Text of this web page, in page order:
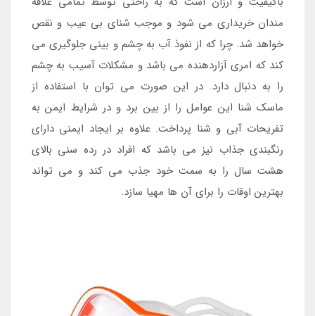
مندان خریداری می شود و موجب شنای بی عیب و نقص
خواهد شد. چرا که از نفوذ آب به چشم و بینی جلوگیری می
کند که امری آزاردهنده می باشد و مشکلات آسیب به چشم
را به دنبال دارد. در این صورت می توان با استفاده از
ماسک شنا این عوامل را از بین برد و در شرایط ایمن به
تفریحات آبی و شنا پرداخت. علاوه بر ایجاد ایمنی دارای
رنگبندی جذاب نیز می باشد که افراد در رده سنی بالای
هشت سال را به سمت خود جذب می کند و می تواند
بهترین اوقات را برای آن ها مهیا سازد.